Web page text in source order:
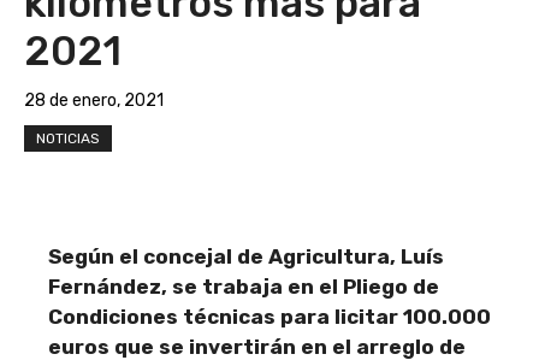
2021
28 de enero, 2021
NOTICIAS
Según el concejal de Agricultura, Luís
Fernández, se trabaja en el Pliego de
Condiciones técnicas para licitar 100.000
euros que se invertirán en el arreglo de